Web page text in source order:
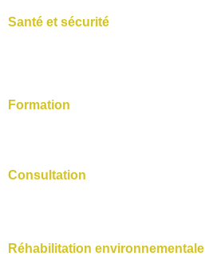
Santé et sécurité
Formation
Consultation
Réhabilitation environnementale